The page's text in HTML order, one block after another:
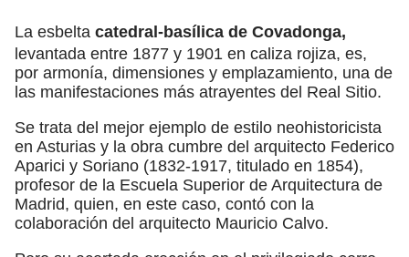
La esbelta catedral-basílica de Covadonga,
levantada entre 1877 y 1901 en caliza rojiza, es,
por armonía, dimensiones y emplazamiento, una de
las manifestaciones más atrayentes del Real Sitio.
Se trata del mejor ejemplo de estilo neohistoricista
en Asturias y la obra cumbre del arquitecto Federico
Aparici y Soriano (1832-1917, titulado en 1854),
profesor de la Escuela Superior de Arquitectura de
Madrid, quien, en este caso, contó con la
colaboración del arquitecto Mauricio Calvo.